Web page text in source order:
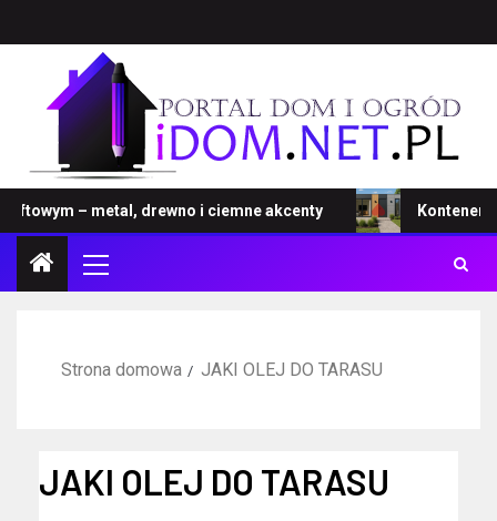
– metal, drewno i ciemne akcenty Kontener –
Strona domowa JAKI OLEJ DO TARASU
JAKI OLEJ DO TARASU